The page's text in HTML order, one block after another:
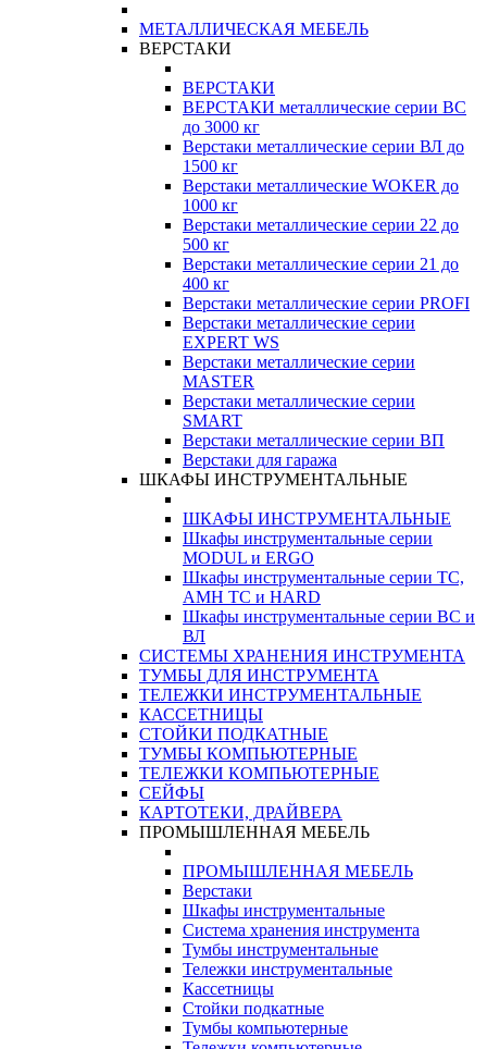
МЕТАЛЛИЧЕСКАЯ МЕБЕЛЬ
ВЕРСТАКИ
ВЕРСТАКИ
ВЕРСТАКИ металлические серии ВС
до 3000 кг
Верстаки металлические серии ВЛ до
1500 кг
Верстаки металлические WOKER до
1000 кг
Верстаки металлические серии 22 до
500 кг
Верстаки металлические серии 21 до
400 кг
Верстаки металлические серии PROFI
Верстаки металлические серии
EXPERT WS
Верстаки металлические серии
MASTER
Верстаки металлические серии
SMART
Верстаки металлические серии ВП
Верстаки для гаража
ШКАФЫ ИНСТРУМЕНТАЛЬНЫЕ
ШКАФЫ ИНСТРУМЕНТАЛЬНЫЕ
Шкафы инструментальные серии
MODUL и ERGO
Шкафы инструментальные серии ТС,
АМН ТС и HARD
Шкафы инструментальные серии ВС и
ВЛ
СИСТЕМЫ ХРАНЕНИЯ ИНСТРУМЕНТА
ТУМБЫ ДЛЯ ИНСТРУМЕНТА
ТЕЛЕЖКИ ИНСТРУМЕНТАЛЬНЫЕ
КАССЕТНИЦЫ
СТОЙКИ ПОДКАТНЫЕ
ТУМБЫ КОМПЬЮТЕРНЫЕ
ТЕЛЕЖКИ КОМПЬЮТЕРНЫЕ
СЕЙФЫ
КАРТОТЕКИ, ДРАЙВЕРА
ПРОМЫШЛЕННАЯ МЕБЕЛЬ
ПРОМЫШЛЕННАЯ МЕБЕЛЬ
Верстаки
Шкафы инструментальные
Система хранения инструмента
Тумбы инструментальные
Тележки инструментальные
Кассетницы
Стойки подкатные
Тумбы компьютерные